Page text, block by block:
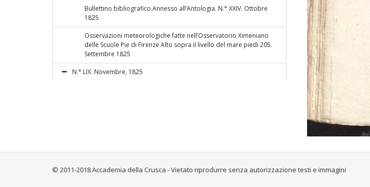
Bullettino bibliografico Annesso all’Antologia. N.° XXIV. Ottobre
1825
Osservazioni meteorologiche fatte nell’Osservatorio Ximeniano
delle Scuole Pie di Firenze Alto sopra il livello del mare piedi 205.
Settembre 1825
N.° LIX. Novembre, 1825
bibliothecae pontificiae vaticanae, curante Angelo Maio
© 2011-2018 Accademia della Crusca - Vietato riprodurre senza autorizzazione testi e immagini